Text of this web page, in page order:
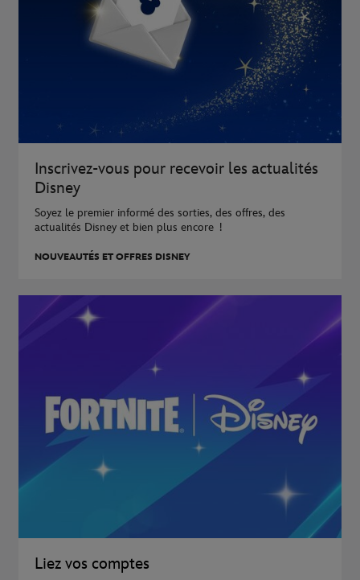
Inscrivez-vous pour recevoir les actualités
Disney
Soyez le premier informé des sorties, des offres, des
actualités Disney et bien plus encore !
NOUVEAUTÉS ET OFFRES DISNEY
Liez vos comptes